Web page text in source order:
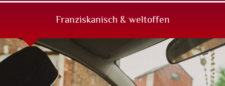
Franziskanisch & weltoffen
Die Vision der Franziska Schervier im heute leben | ©
Christina Sobiraj